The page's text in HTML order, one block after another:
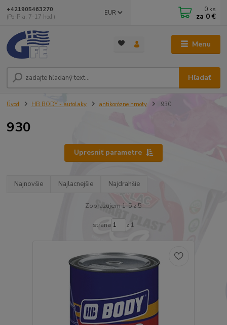
Menu
EUR
Hľadať
+421905463270
(Po-Pia, 7-17 hod.)
0 ks
za 0 €
Úvod HB BODY - autolaky antikorózne hmoty 930
930
Upresniť parametre
Najnovšie Najlacnejšie Najdrahšie
Zobrazujem 1-5 z 5
strana z 1